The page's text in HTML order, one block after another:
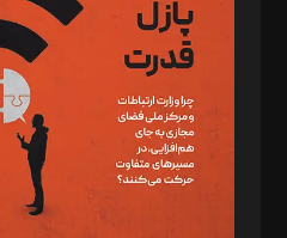
مصطفی مسجدی آرانی، ابوالفضل رجبی،
رستمی،مصطفی باستان
ویرایش: نگار استاد‌‌آقا
طراح یونیفرم: مجید توکلی
فیلمبرداری و عکاسی: امیر شفیعی،
گرافیک و صفحه‌آرایی: سید‌سبحان‌علی
مد‌یر توسعه تجاری: کامبیز برید‌